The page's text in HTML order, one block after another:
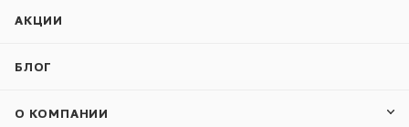
АКЦИИ
БЛОГ
О КОМПАНИИ